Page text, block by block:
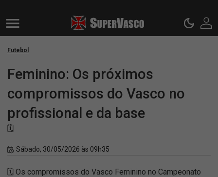
Futebol
Feminino: Os próximos
compromissos do Vasco no
profissional e da base
🗓️
Sábado, 30/05/2026 às 09h35
🗓️ Os compromissos do Vasco Feminino no Campeonato